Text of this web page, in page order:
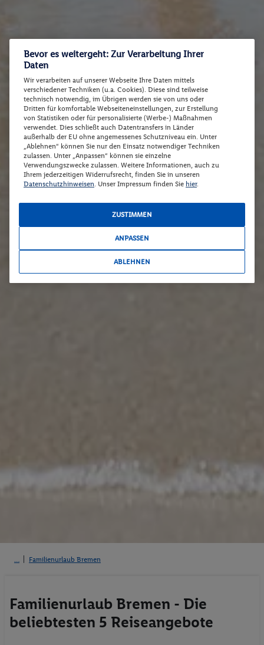
Familienurlaub Bremen
Familienurlaub Bremen - Die
beliebtesten 5 Reiseangebote
Bevor es weitergeht: Zur Verarbeitung Ihrer
Daten
Wir verarbeiten auf unserer Webseite Ihre Daten mittels
verschiedener Techniken (u.a. Cookies). Diese sind teilweise
technisch notwendig, im Übrigen werden sie von uns oder
Dritten für komfortable Webseiteneinstellungen, zur Erstellung
von Statistiken oder für personalisierte (Werbe-) Maßnahmen
verwendet. Dies schließt auch Datentransfers in Länder
außerhalb der EU ohne angemessenes Schutzniveau ein. Unter
„Ablehnen“ können Sie nur den Einsatz notwendiger Techniken
zulassen. Unter „Anpassen“ können sie einzelne
Verwendungszwecke zulassen. Weitere Informationen, auch zu
Ihrem jederzeitigen Widerrufsrecht, finden Sie in unseren
Datenschutzhinweisen. Unser Impressum finden Sie hier.
ZUSTIMMEN
ANPASSEN
ABLEHNEN